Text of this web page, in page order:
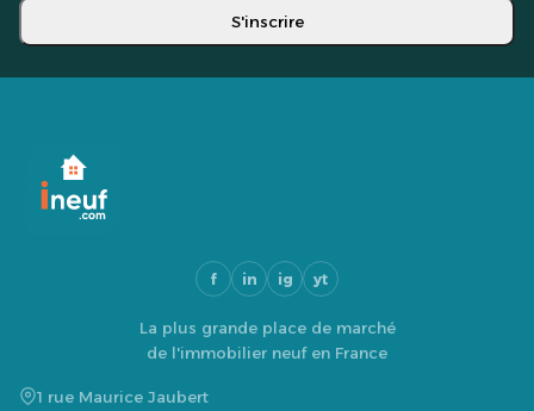
S'inscrire
f in ig yt
La plus grande place de marché
de l'immobilier neuf en France
1 rue Maurice Jaubert